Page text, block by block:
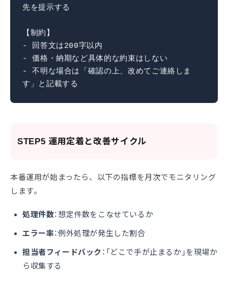
先を提示する
【制約】
- 回答文は200字以内
- 価格・納期など具体的な約束はしない
- 不明な場合は「確認の上、改めてご連絡しま
す」と記載する
STEP5 運用定着と改善サイクル
本番運用が始まったら、以下の指標を月次でモニタリング
します。
処理件数：想定件数をこなせているか
エラー率：例外処理が発生した割合
担当者フィードバック ：「どこで手が止まるか」を現場か
ら収集する